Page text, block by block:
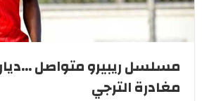
مسلسل ريبيرو متواصل
مغادرة الترجي